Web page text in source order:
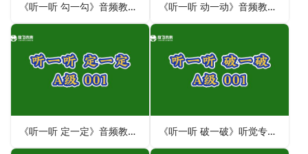
《听一听 勾一勾》音频教材-听觉专注力不集中训练注意力 《听一听 动一动》音频教材-改善听动统合能力
《听一听 定一定》音频教材训练听觉专注力上课不专心听讲 《听一听 破一破》听觉专注力注意分配能力一心多用